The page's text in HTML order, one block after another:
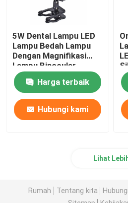
5W Dental Lampu LED
Lampu Bedah Lampu
Dengan Magnifikasi
Lampu Binocular
Harga terbaik
Hubungi kami
Lihat
Rumah Tentang kita